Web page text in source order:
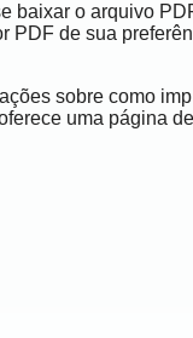
baixar o arquivo
PDF de sua
sobre como
uma página